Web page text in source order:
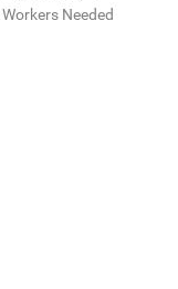
Needed